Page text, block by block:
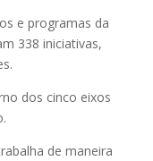
e programas da
338 iniciativas,
dos cinco eixos
de maneira